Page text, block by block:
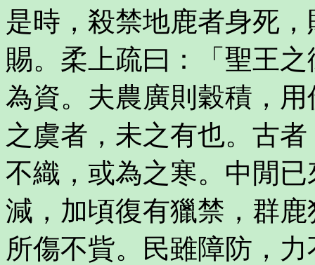
是時，殺禁地鹿者身死
賜。柔上疏曰：「聖王
為資。夫農廣則穀積，
之虞者，未之有也。古
不織，或為之寒。中閒
減，加頃復有獵禁，群
所傷不貲。民雖障防，